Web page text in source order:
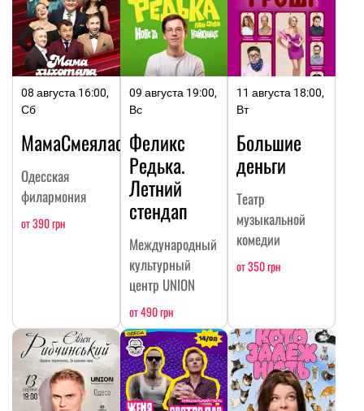
08 августа 16:00,
Сб
МамаСмеялась
Одесская
филармония
от 390 грн
09 августа 19:00,
Вс
Феликс
Редька.
Летний
стендап
Международный
культурный
центр UNION
от 490 грн
11 августа 18:00,
Вт
Большие
деньги
Театр
музыкальной
комедии
от 350 грн